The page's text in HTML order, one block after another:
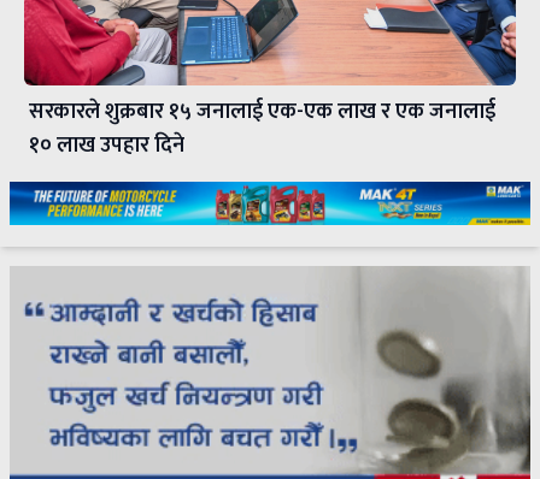
सरकारले शुक्रबार १५ जनालाई एक-एक लाख र एक जनालाई
१० लाख उपहार दिने